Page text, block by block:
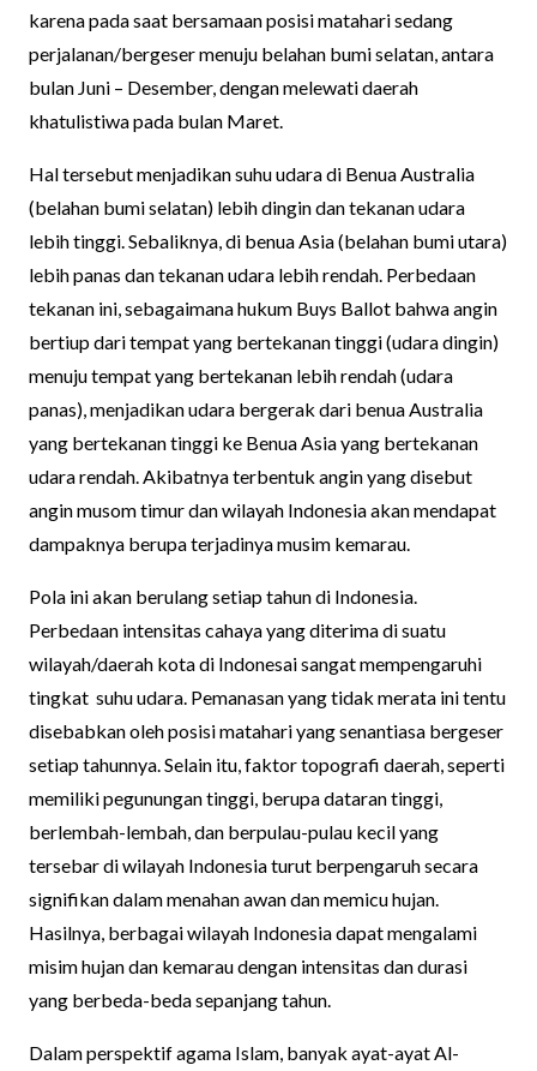
karena pada saat bersamaan posisi matahari sedang
perjalanan/bergeser menuju belahan bumi selatan, antara
bulan Juni – Desember, dengan melewati daerah
khatulistiwa pada bulan Maret.
Hal tersebut menjadikan suhu udara di Benua Australia
(belahan bumi selatan) lebih dingin dan tekanan udara
lebih tinggi. Sebaliknya, di benua Asia (belahan bumi utara)
lebih panas dan tekanan udara lebih rendah. Perbedaan
tekanan ini, sebagaimana hukum Buys Ballot bahwa angin
bertiup dari tempat yang bertekanan tinggi (udara dingin)
menuju tempat yang bertekanan lebih rendah (udara
panas), menjadikan udara bergerak dari benua Australia
yang bertekanan tinggi ke Benua Asia yang bertekanan
udara rendah. Akibatnya terbentuk angin yang disebut
angin musom timur dan wilayah Indonesia akan mendapat
dampaknya berupa terjadinya musim kemarau.
Pola ini akan berulang setiap tahun di Indonesia.
Perbedaan intensitas cahaya yang diterima di suatu
wilayah/daerah kota di Indonesai sangat mempengaruhi
tingkat suhu udara. Pemanasan yang tidak merata ini tentu
disebabkan oleh posisi matahari yang senantiasa bergeser
setiap tahunnya. Selain itu, faktor topografi daerah, seperti
memiliki pegunungan tinggi, berupa dataran tinggi,
berlembah-lembah, dan berpulau-pulau kecil yang
tersebar di wilayah Indonesia turut berpengaruh secara
signifikan dalam menahan awan dan memicu hujan.
Hasilnya, berbagai wilayah Indonesia dapat mengalami
misim hujan dan kemarau dengan intensitas dan durasi
yang berbeda-beda sepanjang tahun.
Dalam perspektif agama Islam, banyak ayat-ayat Al-